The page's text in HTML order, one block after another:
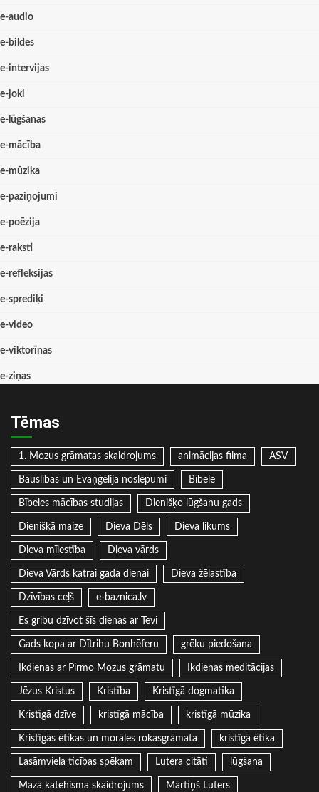
e-audio
e-bildes
e-intervijas
e-joki
e-lūgšanas
e-mācība
e-mūzika
e-paziņojumi
e-poēzija
e-raksti
e-refleksijas
e-sprediķi
e-video
e-viktorīnas
e-ziņas
Tēmas
1. Mozus grāmatas skaidrojums animācijas filma ASV
Bauslības un Evaņģēlija noslēpumi Bībele
Bībeles mācības studijas Dienišķo lūgšanu gads
Dienišķā maize Dieva Dēls Dieva likums
Dieva mīlestība Dieva vārds
Dieva Vārds katrai gada dienai Dieva žēlastība
Dzīvības ceļš e-baznica.lv
Es gribu dzīvot šīs dienas ar Tevi
Gads kopa ar Dītrihu Bonhēferu grēku piedošana
Ikdienas ar Pirmo Mozus grāmatu Ikdienas meditācijas
Jēzus Kristus Kristība Kristīgā dogmatika
Kristīgā dzīve kristīgā mācība kristīgā mūzika
Kristīgās ētikas un morāles rokasgrāmata kristīgā ētika
Lasāmviela ticības spēkam Lutera citāti lūgšana
Mazā katehisma skaidrojums Mārtiņš Luters